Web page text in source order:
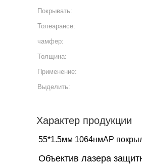
Покрывать:
Толеарансе:
чамфер:
Толщина:
Применение:
Выделить:
Характер продукции
55*1.5мм 1064нмАР
Объектив лазера